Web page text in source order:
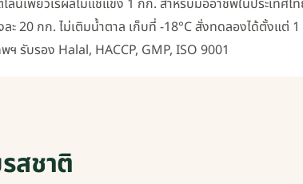
ลน์เพียวเร่ผลไม้แช่แข็ง 1 กก. สำหรับมืออาชีพในประเทศไ
ะ 20 กก. ไม่เติมน้ำตาล เก็บที่ -18°C สั่งทดลองได้ตั้งแต่
ฯ รับรอง Halal, HACCP, GMP, ISO 9001
สชาติ